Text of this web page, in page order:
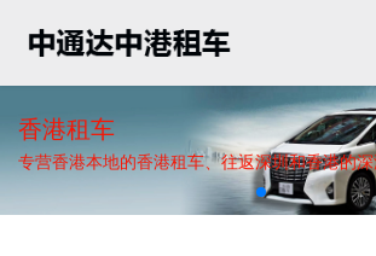
香港租车
专营香港本地的香港租车、往返深圳和香港的